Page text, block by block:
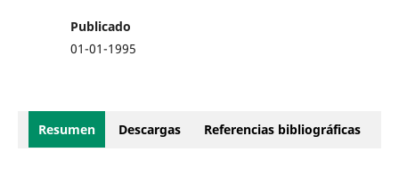
Publicado
01-01-1995
Resumen Descargas Referencias bibliográficas